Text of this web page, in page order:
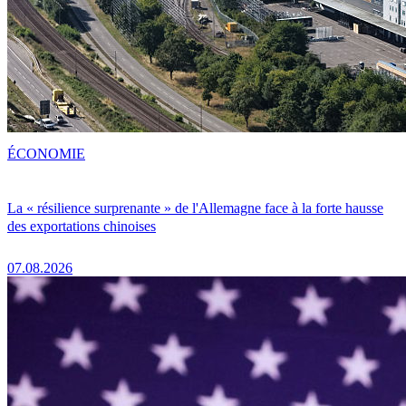
La « résilience surprenante » de l'Allemagne face à la forte hausse
des exportations chinoises
07.08.2026
ÉCONOMIE